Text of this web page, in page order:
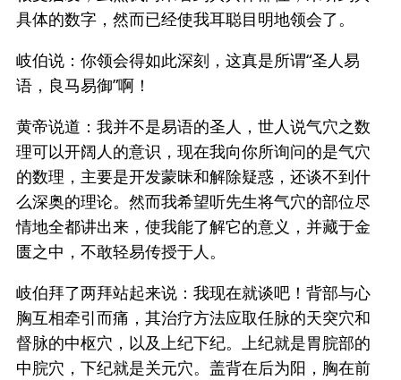
具体的数字，然而已经使我耳聪目明地领会了。
岐伯说：你领会得如此深刻，这真是所谓“圣人易
语，良马易御”啊！
黄帝说道：我并不是易语的圣人，世人说气穴之数
理可以开阔人的意识，现在我向你所询问的是气穴
的数理，主要是开发蒙昧和解除疑惑，还谈不到什
么深奥的理论。然而我希望听先生将气穴的部位尽
情地全都讲出来，使我能了解它的意义，并藏于金
匮之中，不敢轻易传授于人。
岐伯拜了两拜站起来说：我现在就谈吧！背部与心
胸互相牵引而痛，其治疗方法应取任脉的天突穴和
督脉的中枢穴，以及上纪下纪。上纪就是胃脘部的
中脘穴，下纪就是关元穴。盖背在后为阳，胸在前